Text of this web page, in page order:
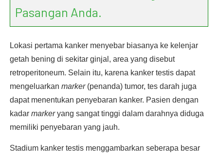
Pasangan Anda.
Lokasi pertama kanker menyebar biasanya ke kelenjar
getah bening di sekitar ginjal, area yang disebut
retroperitoneum. Selain itu, karena kanker testis dapat
mengeluarkan marker(penanda) tumor, tes darah juga
dapat menentukan penyebaran kanker. Pasien dengan
kadar markeryang sangat tinggi dalam darahnya diduga
memiliki penyebaran yang jauh.
Stadium kanker testis menggambarkan seberapa besar